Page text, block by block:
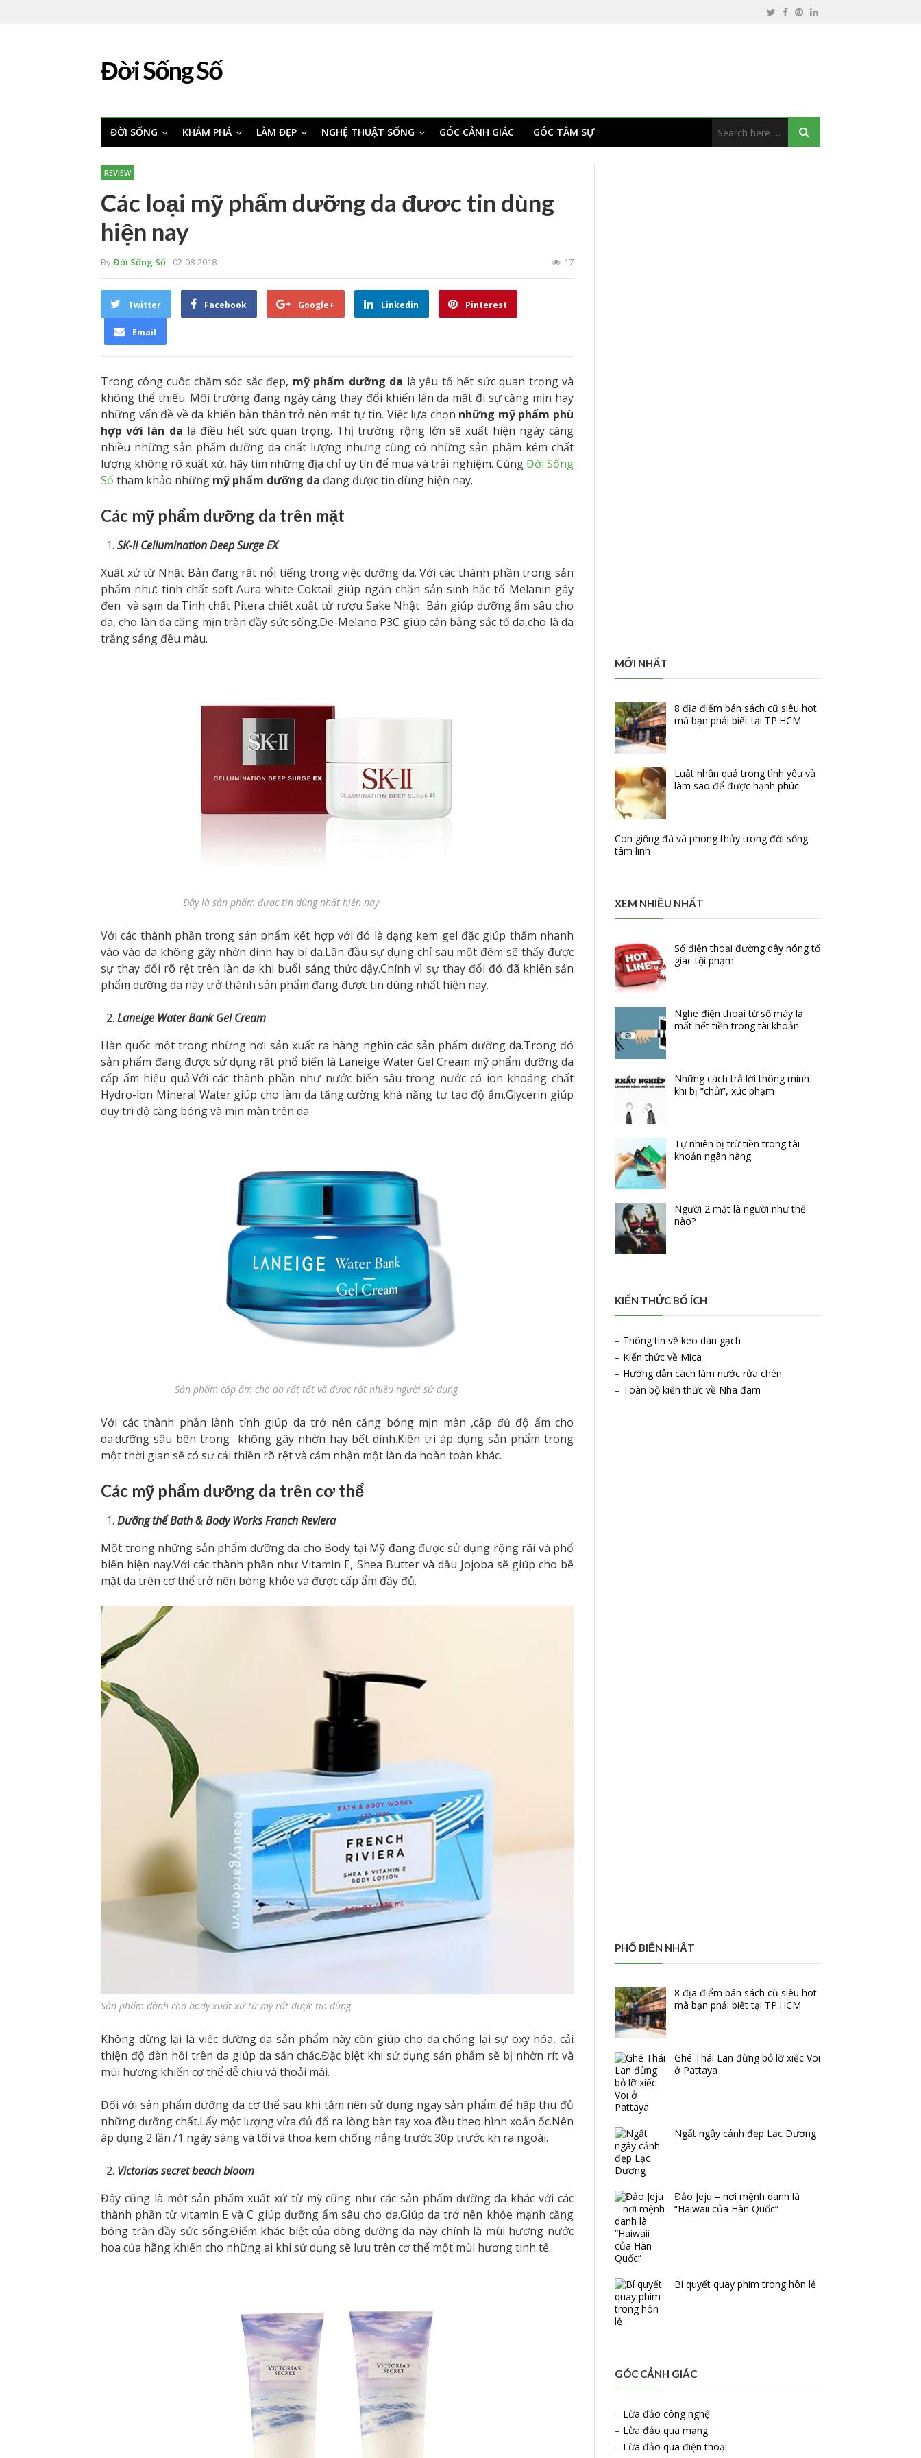
Đời Sống Số
ĐỜI SỐNG KHÁM PHÁ LÀM ĐẸP NGHỆ THUẬT SỐNG GÓC CẢNH GIÁC GÓC TÂM SỰ
REVIEW
Các loại mỹ phẩm dưỡng da đươc tin dùng
hiện nay
ByĐời Sống Số- 02-08-2018 17
Twitter Facebook Google+ Linkedin Pinterest
Email
Trong công cuôc chăm sóc sắc đẹp, mỹ phẩm dưỡng da là yếu tố hết sức quan trọng và
không thể thiếu. Môi trường đang ngày càng thay đổi khiến làn da mất đi sự căng mịn hay
những vấn đề về da khiến bản thân trở nên mát tự tin. Việc lựa chọn những mỹ phẩm phù
hợp với làn da là điều hết sức quan trọng. Thị trường rộng lớn sẽ xuất hiện ngày càng
nhiều những sản phẩm dưỡng da chất lượng nhưng cũng có những sản phẩm kém chất
lượng không rõ xuất xứ, hãy tìm những địa chỉ uy tín để mua và trải nghiệm. CùngĐời Sống
Số tham khảo những mỹ phẩm dưỡng da đang được tin dùng hiện nay.
Các mỹ phẩm dưỡng da trên mặt
SK-II Cellumination Deep Surge EX
Xuất xứ từ Nhật Bản đang rất nổi tiếng trong việc dưỡng da. Với các thành phần trong sản
phẩm như: tinh chất soft Aura white Coktail giúp ngăn chặn sản sinh hắc tố Melanin gây
đen và sạm da.Tinh chất Pitera chiết xuất từ rượu Sake Nhật Bản giúp dưỡng ẩm sâu cho
da, cho làn da căng mịn tràn đầy sức sống.De-Melano P3C giúp cân bằng sắc tố da,cho là da
trắng sáng đều màu.
Đây là sản phẩm được tin dùng nhất hiện nay
Với các thành phần trong sản phẩm kết hợp với đó là dạng kem gel đặc giúp thấm nhanh
vào vào da không gây nhờn dính hay bí da.Lần đầu sự dụng chỉ sau một đêm sẽ thấy được
sự thay đổi rõ rệt trên làn da khi buổi sáng thức dậy.Chính vì sự thay đổi đó đã khiến sản
phẩm dưỡng da này trở thành sản phẩm đang được tin dùng nhất hiện nay.
Laneige Water Bank Gel Cream
Hàn quốc một trong những nơi sản xuất ra hàng nghìn các sản phẩm dưỡng da.Trong đó
sản phẩm đang được sử dụng rất phổ biến là Laneige Water Gel Cream mỹ phẩm dưỡng da
cấp ẩm hiệu quả.Với các thành phần như nước biển sâu trong nước có ion khoáng chất
Hydro-lon Mineral Water giúp cho làm da tăng cường khả năng tự tạo độ ẩm.Glycerin giúp
duy trì độ căng bóng và mịn màn trên da.
Sản phẩm cấp ẩm cho da rất tốt và được rất nhiều người sử dụng
Với các thành phần lành tính giúp da trở nên căng bóng mịn màn ,cấp đủ độ ẩm cho
da.dưỡng sâu bên trong không gây nhờn hay bết dính.Kiên trì áp dụng sản phẩm trong
một thời gian sẽ có sự cải thiền rõ rệt và cảm nhận một làn da hoàn toàn khác.
Các mỹ phẩm dưỡng da trên cơ thể
Dưỡng thể Bath & Body Works Franch Reviera
Một trong những sản phẩm dưỡng da cho Body tại Mỹ đang được sử dụng rộng rãi và phổ
biến hiện nay.Với các thành phần như Vitamin E, Shea Butter và dầu Jojoba sẽ giúp cho bề
mặt da trên cơ thể trở nên bóng khỏe và được cấp ẩm đầy đủ.
Sản phẩm dành cho body xuất xứ từ mỹ rất được tin dùng
Không dừng lại là việc dưỡng da sản phẩm này còn giúp cho da chống lại sự oxy hóa, cải
thiện độ đàn hồi trên da giúp da săn chắc.Đặc biệt khi sử dụng sản phẩm sẽ bị nhờn rít và
mùi hương khiến cơ thể dễ chịu và thoải mái.
Đối với sản phẩm dưỡng da cơ thể sau khi tắm nên sử dụng ngay sản phẩm để hấp thu đủ
những dưỡng chất.Lấy một lượng vừa đủ đổ ra lòng bàn tay xoa đều theo hình xoắn ốc.Nên
áp dụng 2 lần /1 ngày sáng và tối và thoa kem chống nắng trước 30p trước kh ra ngoài.
Victorias secret beach bloom
Đây cũng là một sản phẩm xuất xứ từ mỹ cũng như các sản phẩm dưỡng da khác với các
thành phần từ vitamin E và C giúp dưỡng ẩm sâu cho da.Giúp da trở nên khỏe mạnh căng
bóng tràn đầy sức sống.Điểm khác biệt của dòng dưỡng da này chính là mùi hương nước
hoa của hãng khiến cho những ai khi sử dụng sẽ lưu trên cơ thể một mùi hương tinh tế.
MỚI NHẤT
8 địa điểm bán sách cũ siêu hot
mà bạn phải biết tại TP.HCM
Luật nhân quả trong tình yêu và
làm sao để được hạnh phúc
Con giống đá và phong thủy trong đời sống
tâm linh
XEM NHIỀU NHẤT
Số điện thoại đường dây nóng tố
giác tội phạm
Nghe điện thoại từ số máy lạ
mất hết tiền trong tài khoản
Những cách trả lời thông minh
khi bị “chửi”, xúc phạm
Tự nhiên bị trừ tiền trong tài
khoản ngân hàng
Người 2 mặt là người như thế
nào?
KIẾN THỨC BỔ ÍCH
– Thông tin về keo dán gạch
– Kiến thức về Mica
– Hướng dẫn cách làm nước rửa chén
– Toàn bộ kiến thức về Nha đam
PHỔ BIẾN NHẤT
8 địa điểm bán sách cũ siêu hot
mà bạn phải biết tại TP.HCM
Ghé Thái Lan đừng bỏ lỡ xiếc Voi
ở Pattaya
Ngất ngây cảnh đẹp Lạc Dương
Đảo Jeju – nơi mệnh danh là
“Haiwaii của Hàn Quốc”
Bí quyết quay phim trong hôn lễ
GÓC CẢNH GIÁC
– Lừa đảo công nghệ
– Lừa đảo qua mạng
– Lừa đảo qua điện thoại